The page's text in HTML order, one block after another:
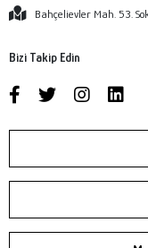
Bahçelievler Mah. 53.
Bizi Takip Edin